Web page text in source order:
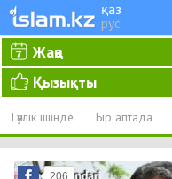
қаз
рус
Жаңа
Қызықты
Тәулік ішінде Бір аптада
206